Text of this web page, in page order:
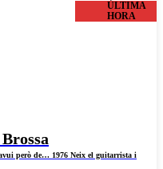
ÚLTIMA
HORA
però de… 1976 Neix el guitarrista i